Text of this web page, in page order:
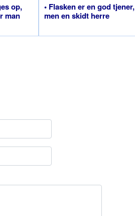
op,
man
• Flasken er en god tjener,
men en skidt herre